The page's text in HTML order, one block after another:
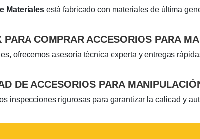
Materiales está fabricado con materiales de última
COMPRAR ACCESORIOS PARA
ofrecemos asesoría técnica experta y entregas
DE ACCESORIOS PARA
inspecciones rigurosas para garantizar la calidad y